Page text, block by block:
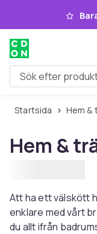
Hoppa till
Sök efter produkter
Startsida Hem
Hem &
Att ha ett välskött
enklare med vårt
du allt ifrån